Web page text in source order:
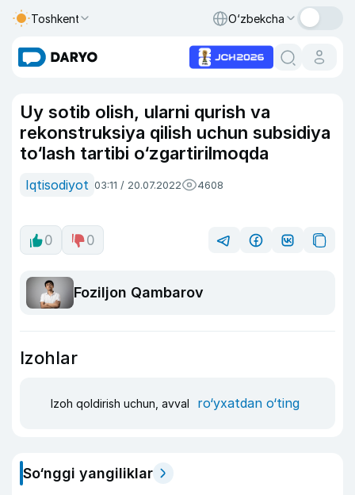
Toshkent O‘zbekcha
Uy sotib olish, ularni qurish va
rekonstruksiya qilish uchun subsidiya
to‘lash tartibi o‘zgartirilmoqda
Iqtisodiyot 03:11 / 20.07.2022 4608
0 0
Foziljon Qambarov
Izohlar
Izoh qoldirish uchun, avval ro‘yxatdan o‘ting
So‘nggi yangiliklar